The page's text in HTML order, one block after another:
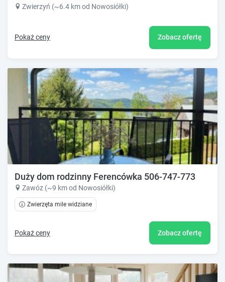
Zwierzyń (~6.4 km od Nowosiółki)
Pokaż ceny Zobacz ofertę
Duży dom rodzinny Ferencówka 506-747-773
Zawóz (~9 km od Nowosiółki)
Zwierzęta mile widziane
Pokaż ceny Zobacz ofertę